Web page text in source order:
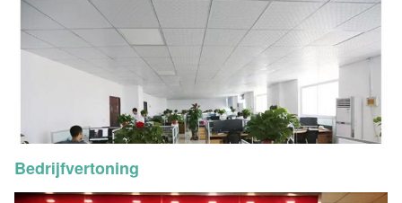
Bedrijfvertoning